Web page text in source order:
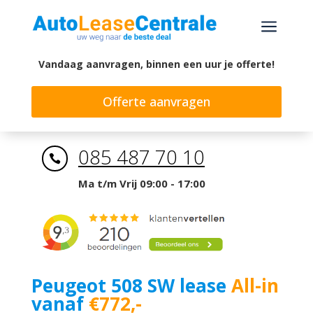
a
Vandaag aanvragen, binnen een uur je offerte!
Offerte aanvragen
 085 487 70 10
Ma t/m Vrij 09:00 - 17:00
Peugeot 508 SW lease All-in
vanaf€772,-